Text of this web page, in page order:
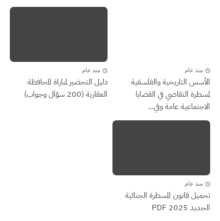
منذ عام
الأسس التاريخية والفلسفية
لمسطرة التقاضي في القضايا
الاجتماعية عامة وفي...
منذ عام
دليل التحضير لمباراة المحافظة
العقارية (200 سؤال وجواب)
منذ عام
تحميل قانون المسطرة الجنائية
الجديد 2025 PDF